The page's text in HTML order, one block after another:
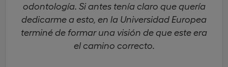
odontología. Si antes tenía claro que quería
dedicarme a esto, en la Universidad Europea
terminé de formar una visión de que este era
el camino correcto.